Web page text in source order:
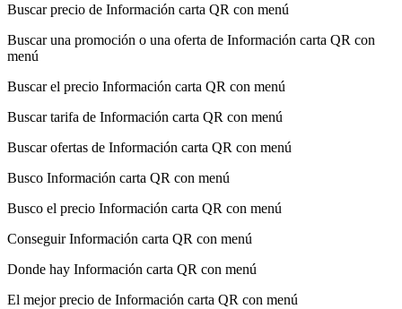
Buscar precio de Información carta QR con menú
Buscar una promoción o una oferta de Información carta QR con
menú
Buscar el precio Información carta QR con menú
Buscar tarifa de Información carta QR con menú
Buscar ofertas de Información carta QR con menú
Busco Información carta QR con menú
Busco el precio Información carta QR con menú
Conseguir Información carta QR con menú
Donde hay Información carta QR con menú
El mejor precio de Información carta QR con menú